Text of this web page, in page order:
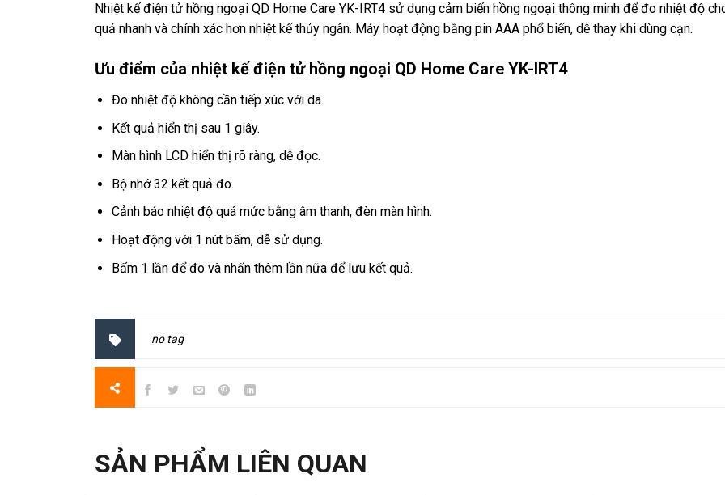
Nhiệt kế điện tử hồng ngoại QD Home Care YK-IRT4 sử dụng cảm biến hồng ngoại thông minh để đo nhiệt độ
quả nhanh và chính xác hơn nhiệt kế thủy ngân. Máy hoạt động bằng pin AAA phổ biến, dễ thay khi dùng cạn.
Ưu điểm của nhiệt kế điện tử hồng ngoại QD Home Care YK-IRT4
Đo nhiệt độ không cần tiếp xúc với da.
Kết quả hiển thị sau 1 giây.
Màn hình LCD hiển thị rõ ràng, dễ đọc.
Bộ nhớ 32 kết quả đo.
Cảnh báo nhiệt độ quá mức bằng âm thanh, đèn màn hình.
Hoạt động với 1 nút bấm, dễ sử dụng.
Bấm 1 lần để đo và nhấn thêm lần nữa để lưu kết quả.
no tag
SẢN PHẨM LIÊN QUAN